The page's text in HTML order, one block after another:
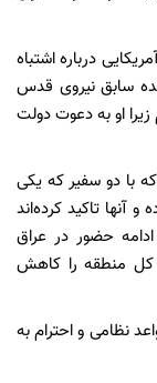
درباره اشتباه
سابق نیروی قدس
او به دعوت دولت
با دو سفیر که یکی
و آنها تاکید کرده‌اند
حضور در عراق
کل منطقه را کاهش
نظامی و احترام به